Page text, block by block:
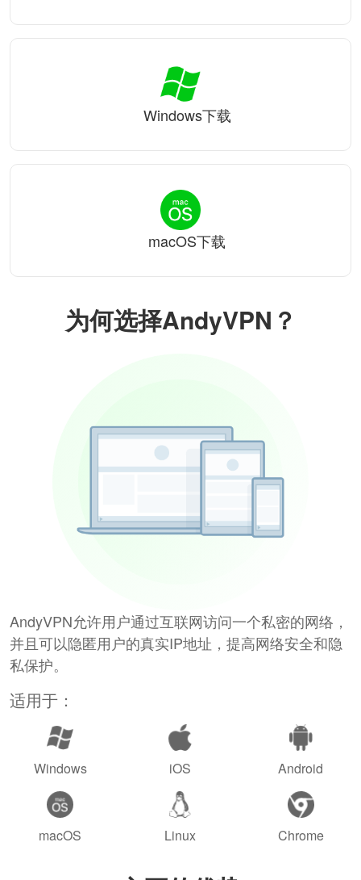
为何选择AndyVPN？
AndyVPN允许用户通过互联网访问一个私密的网络，
并且可以隐匿用户的真实IP地址，提高网络安全和隐
私保护。
适用于：
Windows iOS Android
macOS Linux Chrome
Windows下载
macOS下载